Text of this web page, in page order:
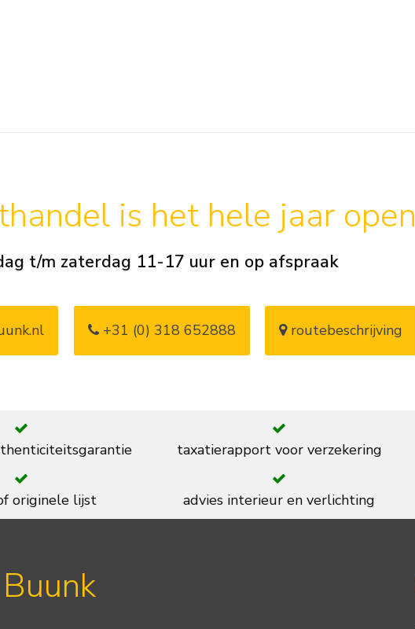
is het hele jaar open
t/m zaterdag 11-17 uur en op afspraak
+31 (0) 318 652888 routebeschrijving
taxatierapport voor verzekering
originele lijst advies interieur en verlichting